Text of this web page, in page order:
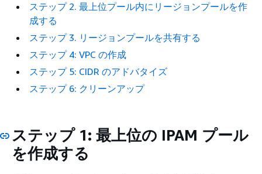
ステップ 2. 最上位プール内にリージョンプールを作
成する
ステップ 3. リージョンプールを共有する
ステップ 4: VPC の作成
ステップ 5: CIDR のアドバタイズ
ステップ 6: クリーンアップ
ステップ 1: 最上位の IPAM プール
を作成する